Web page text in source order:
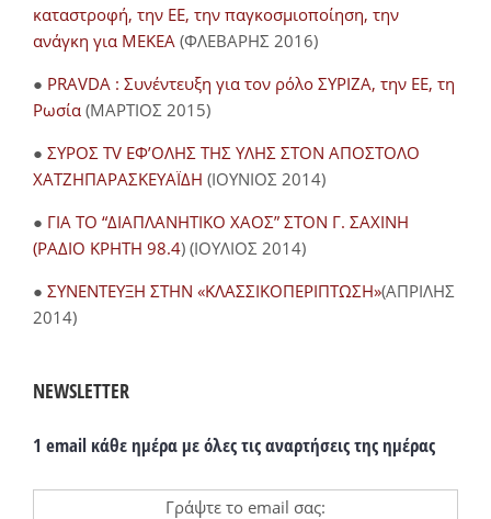
καταστροφή, την ΕΕ, την παγκοσμιοποίηση, την
ανάγκη για ΜΕΚΕΑ (ΦΛΕΒΑΡΗΣ 2016)
● PRAVDA : Συνέντευξη για τον ρόλο ΣΥΡΙΖΑ, την ΕΕ, τη
Ρωσία (ΜΑΡΤΙΟΣ 2015)
● ΣΥΡΟΣ TV ΕΦ’ΟΛΗΣ ΤΗΣ ΥΛΗΣ ΣΤΟΝ ΑΠΟΣΤΟΛΟ
ΧΑΤΖΗΠΑΡΑΣΚΕΥΑΪΔΗ (ΙΟΥΝΙΟΣ 2014)
● ΓΙΑ ΤΟ “ΔΙΑΠΛΑΝΗΤΙΚΟ ΧΑΟΣ” ΣΤΟΝ Γ. ΣΑΧΙΝΗ
(ΡΑΔΙΟ ΚΡΗΤΗ 98.4) (ΙΟΥΛΙΟΣ 2014)
● ΣΥΝΕΝΤΕΥΞΗ ΣΤΗΝ «ΚΛΑΣΣΙΚΟΠΕΡΙΠΤΩΣΗ»(ΑΠΡΙΛΗΣ
2014)
NEWSLETTER
1 email κάθε ημέρα με όλες τις αναρτήσεις της ημέρας
Γράψτε το email σας: